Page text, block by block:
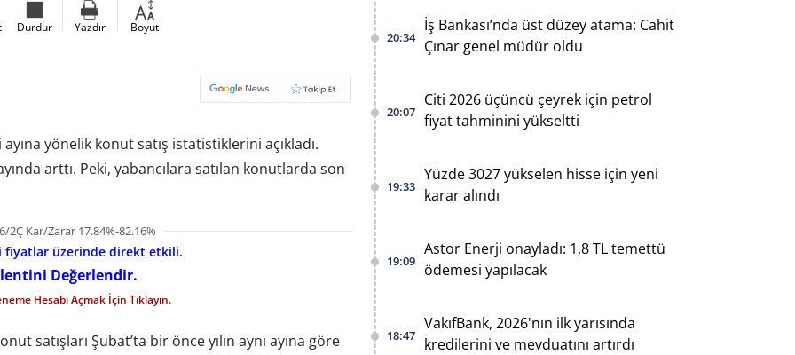
Durdur Yazdır Boyut
yönelik konut satış istatistiklerini açıkladı.
arttı. Peki, yabancılara satılan konutlarda son
Kar/Zarar 17.84%-82.16%
fiyatlar üzerinde direkt etkili.
Değerlendir.
Hesabı Açmak İçin Tıklayın.
satışları Şubat’ta bir önce yılın aynı ayına göre
20:34
İş Bankası’nda üst düzey atama: Cahit
Çınar genel müdür oldu
20:07
Citi 2026 üçüncü çeyrek için petrol
fiyat tahminini yükseltti
19:33
Yüzde 3027 yükselen hisse için yeni
karar alındı
19:09
Astor Enerji onayladı: 1,8 TL temettü
ödemesi yapılacak
18:47
VakıfBank, 2026'nın ilk yarısında
kredilerini ve mevduatını artırdı